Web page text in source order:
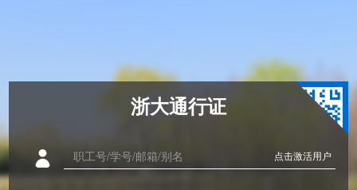
浙大通行证
点击激活用户